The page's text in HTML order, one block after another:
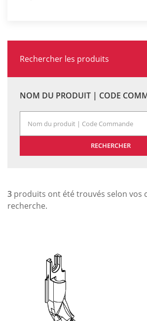
Rechercher les produits
NOM DU PRODUIT | CODE
RECHERCHER
3 produits ont été trouvés selon vos
recherche.